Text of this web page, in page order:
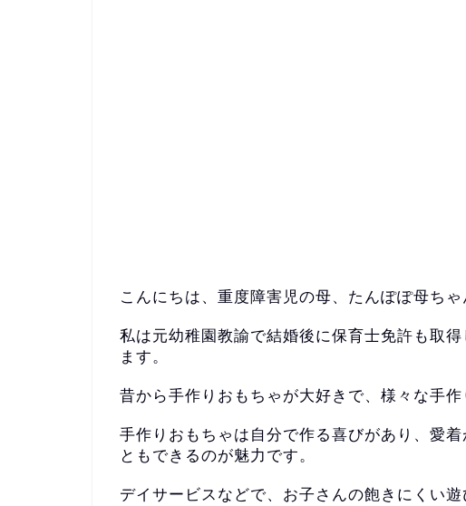
こんにちは、重度障害児の母、たんぽぽ母ちゃ
私は元幼稚園教諭で結婚後に保育士免許も取得
ます。
昔から手作りおもちゃが大好きで、 様々な手作
手作りおもちゃは自分で作る喜びがあり、愛着
ともできるのが魅力です。
デイサービスなどで、 お子さんの飽きにくい遊